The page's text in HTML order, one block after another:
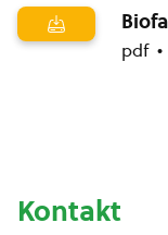
pdf
Kontakt